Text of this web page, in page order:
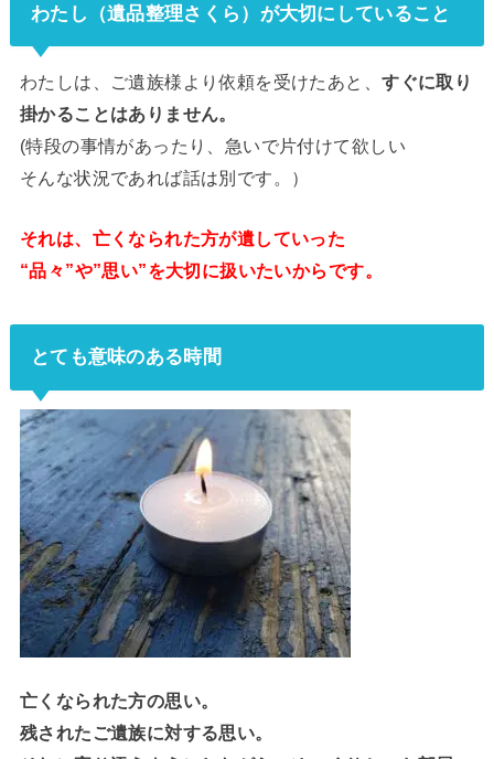
わたし（遺品整理さくら）が大切にしていること
わたしは、ご遺族様より依頼を受けたあと、すぐに取り
掛かることはありません。
(特段の事情があったり、急いで片付けて欲しい
そんな状況であれば話は別です。）
それは、亡くなられた方が遺していった
“品々”や”思い”を大切に扱いたいからです。
とても意味のある時間
亡くなられた方の思い。
残されたご遺族に対する思い。